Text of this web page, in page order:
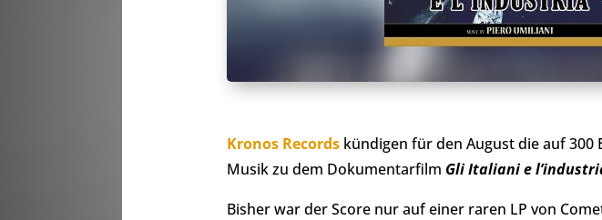
Kronos Recordskündigen für den August die auf 300
Musik zu dem Dokumentarfilm Gli Italiani e
Bisher war der Score nur auf einer raren LP von